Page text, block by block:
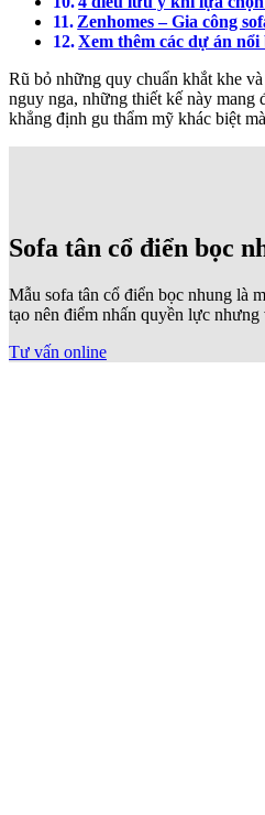
Zenhomes – Gia công
Xem thêm các dự án nổi
Rũ bỏ những quy chuẩn khắt khe
nguy nga, những thiết kế này mang
khẳng định gu thẩm mỹ khác biệt
Sofa tân cổ điển bọc
Mẫu sofa tân cổ điển bọc nhung là
tạo nên điểm nhấn quyền lực
Tư vấn online